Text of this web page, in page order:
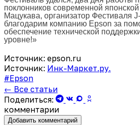
поклонников современной
Мацукава, организатор Фестиваля
благодарим компанию Epson за
обеспечение технической
уровне!»
Источник: epson.ru
Источник: Инк-Маркет.ру.
#Epson
← Все статьи
Поделиться:
комментарии
Добавить комментарий